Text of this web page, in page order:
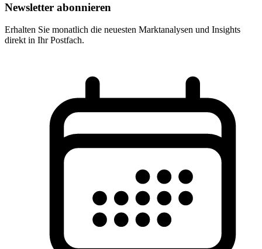
Newsletter abonnieren
Erhalten Sie monatlich die neuesten Marktanalysen und Insights
direkt in Ihr Postfach.